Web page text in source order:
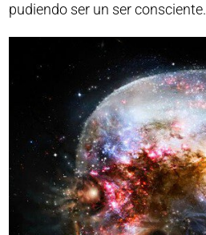
pudiendo ser un ser consciente.